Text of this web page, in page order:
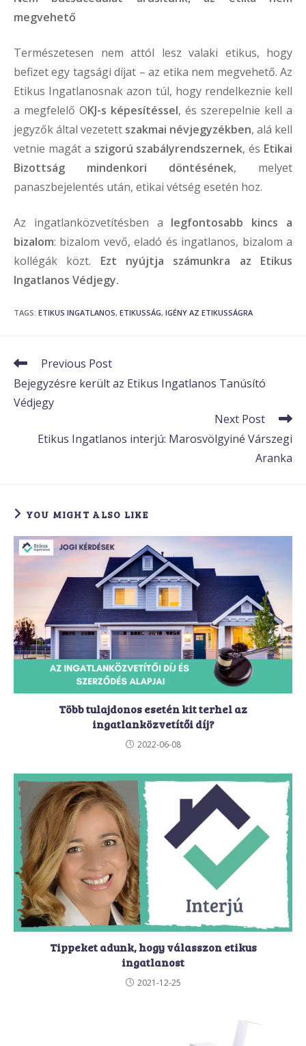
megvehető
Természetesen nem attól lesz valaki etikus, hogy
befizet egy tagsági díjat – az etika nem megvehető. Az
Etikus Ingatlanosnak azon túl, hogy rendelkeznie kell
a megfelelő OKJ-s képesítéssel, és szerepelnie kell a
jegyzők által vezetett szakmai névjegyzékben, alá kell
vetnie magát a szigorú szabályrendszernek, és Etikai
Bizottság mindenkori döntésének, melyet
panaszbejelentés után, etikai vétség esetén hoz.
Az ingatlanközvetítésben a legfontosabb kincs a
bizalom: bizalom vevő, eladó és ingatlanos, bizalom a
kollégák közt. Ezt nyújtja számunkra az Etikus
Ingatlanos Védjegy.
TAGS: ETIKUS INGATLANOS, ETIKUSSÁG, IGÉNY AZ ETIKUSSÁGRA
Read
articles
Previous Post
Bejegyzésre került az Etikus Ingatlanos Tanúsító
Védjegy
Next Post
Etikus Ingatlanos interjú: Marosvölgyiné Várszegi
Aranka
YOU MIGHT ALSO LIKE
Több tulajdonos esetén kit terhel az
ingatlanközvetítői díj?
2022-06-08
Tippeket adunk, hogy válasszon etikus
ingatlanost
2021-12-25